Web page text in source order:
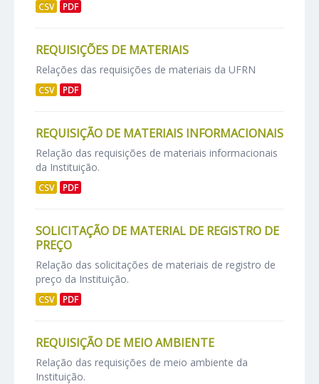
CSV PDF
REQUISIÇÕES DE MATERIAIS
Relações das requisições de materiais da UFRN
CSV PDF
REQUISIÇÃO DE MATERIAIS INFORMACIONAIS
Relação das requisições de materiais informacionais
da Instituição.
CSV PDF
SOLICITAÇÃO DE MATERIAL DE REGISTRO DE
PREÇO
Relação das solicitações de materiais de registro de
preço da Instituição.
CSV PDF
REQUISIÇÃO DE MEIO AMBIENTE
Relação das requisições de meio ambiente da
Instituição.